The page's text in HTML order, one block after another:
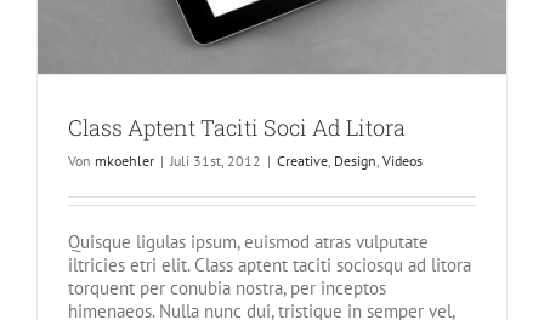
Class Aptent Taciti Soci Ad Litora
Von mkoehler | Juli 31st, 2012 | Creative Design Videos
Quisque ligulas ipsum, euismod atras vulputate
iltricies etri elit. Class aptent taciti sociosqu ad litora
torquent per conubia nostra, per inceptos
himenaeos. Nulla nunc dui, tristique in semper vel,